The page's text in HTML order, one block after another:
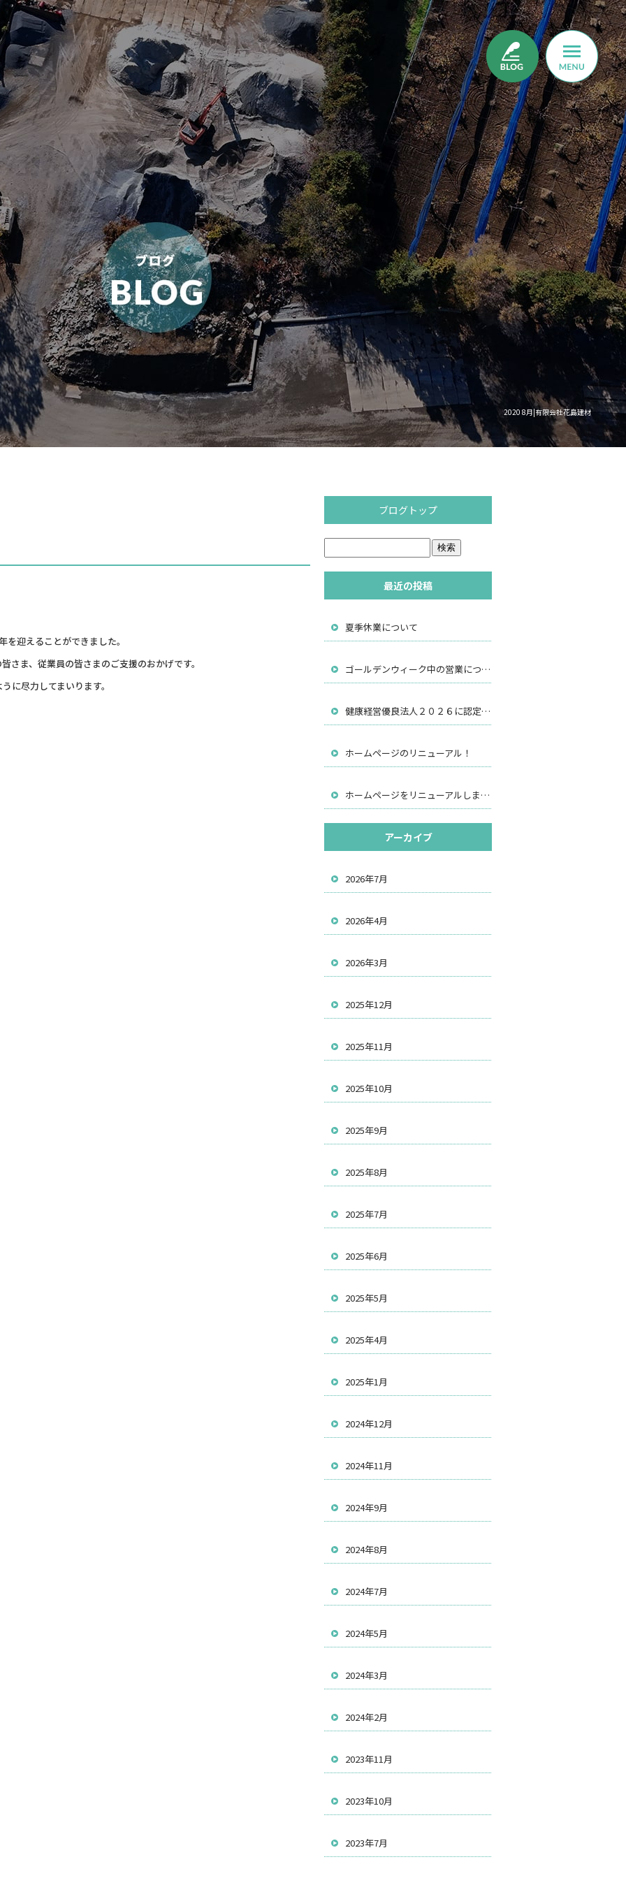
2020 8月|有限会社花島建材
迎えることができました。
さま、従業員の皆さまのご支援のおかげです。
に尽力してまいります。
ブログトップ
最近の投稿
夏季休業について
ゴールデンウィーク中の営業について
健康経営優良法人２０２６に認定されました
ホームページのリニューアル！
ホームページをリニューアルしました。
アーカイブ
2026年7月
2026年4月
2026年3月
2025年12月
2025年11月
2025年10月
2025年9月
2025年8月
2025年7月
2025年6月
2025年5月
2025年4月
2025年1月
2024年12月
2024年11月
2024年9月
2024年8月
2024年7月
2024年5月
2024年3月
2024年2月
2023年11月
2023年10月
2023年7月